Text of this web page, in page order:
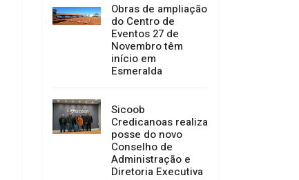
Obras de ampliação
do Centro de
Eventos 27 de
Novembro têm
início em
Esmeralda
Sicoob
Credicanoas realiza
posse do novo
Conselho de
Administração e
Diretoria Executiva